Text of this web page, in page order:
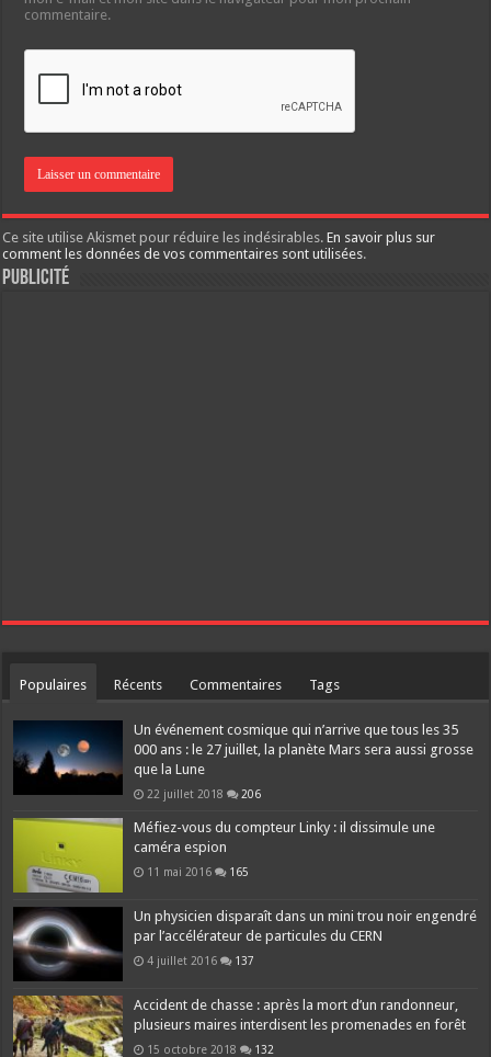
commentaire.
Ce site utilise Akismet pour réduire les indésirables.En savoir plus sur
comment les données de vos commentaires sont utilisées.
Publicité
Populaires Récents Commentaires Tags
Un événement cosmique qui n’arrive que tous les 35
000 ans : le 27 juillet, la planète Mars sera aussi grosse
que la Lune
22 juillet 2018 206
Méfiez-vous du compteur Linky : il dissimule une
caméra espion
11 mai 2016 165
Un physicien disparaît dans un mini trou noir engendré
par l’accélérateur de particules du CERN
4 juillet 2016 137
Accident de chasse : après la mort d’un randonneur,
plusieurs maires interdisent les promenades en forêt
15 octobre 2018 132